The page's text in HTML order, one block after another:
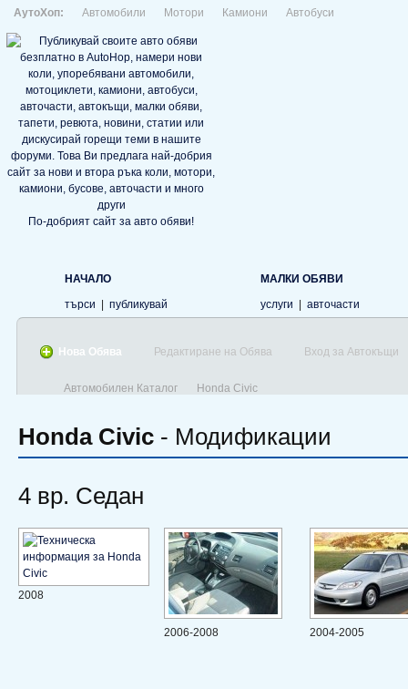
АутоХоп: Автомобили Мотори Камиони Автобуси
По-добрият сайт за авто обяви!
НАЧАЛО
търси
публикувай
МАЛКИ ОБЯВИ
услуги
авточасти
Нова Обява Редактиране на Обява Вход за Автокъщи
Автомобилен Каталог Honda Civic
Honda Civic - Модификации
4 вр. Седан
2008
2006-2008 2004-2005